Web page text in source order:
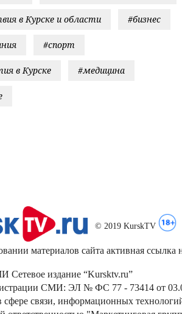
в Курске и области #бизнес
#спорт
в Курске #медицина
© 2019 KurskTV
материалов сайта активная ссылка
Сетевое издание “Kursktv.ru”
СМИ: ЭЛ № ФС 77 - 73414 от
связи, информационных